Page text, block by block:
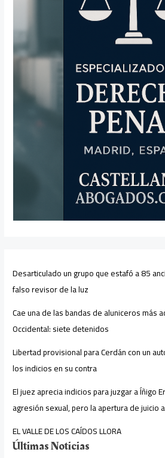
Desarticulado un grupo que estafó a 85
falso revisor de la luz
Cae una de las bandas de aluniceros más
Occidental: siete detenidos
Libertad provisional para Cerdán con un
los indicios en su contra
El juez aprecia indicios para juzgar a Íñigo
agresión sexual, pero la apertura de juicio
EL VALLE DE LOS CAÍDOS LLORA
Últimas Noticias